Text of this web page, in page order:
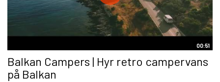
00:51
Balkan Campers | Hyr retro campervans
på Balkan